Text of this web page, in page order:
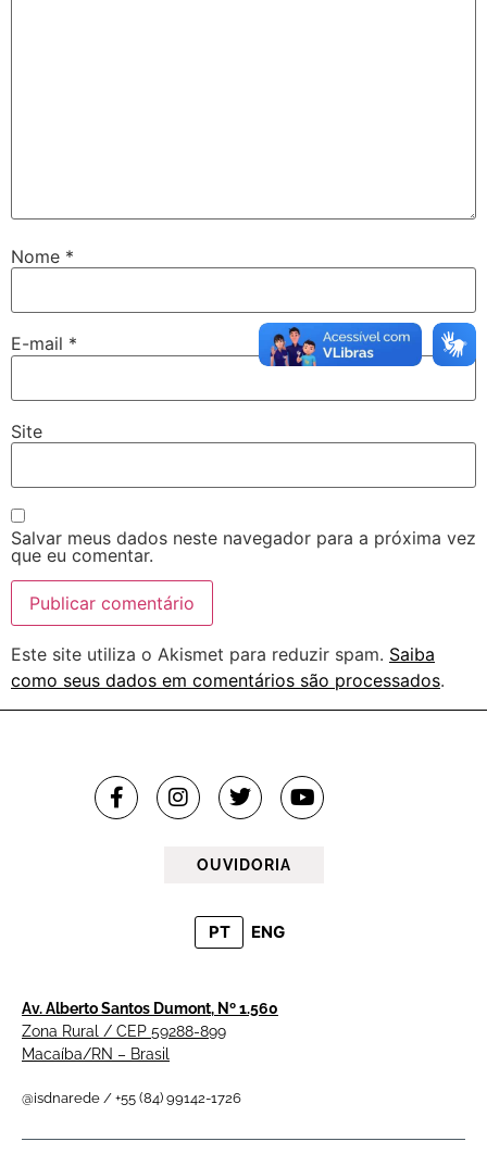
Nome *
E-mail *
Site
Salvar meus dados neste navegador para a próxima vez
que eu comentar.
Este site utiliza o Akismet para reduzir spam. Saiba
como seus dados em comentários são processados.
OUVIDORIA
PT ENG
Av. Alberto Santos Dumont, Nº 1.560
Zona Rural / CEP 59288-899
Macaíba/RN – Brasil
@isdnarede / +55 (84) 99142-1726